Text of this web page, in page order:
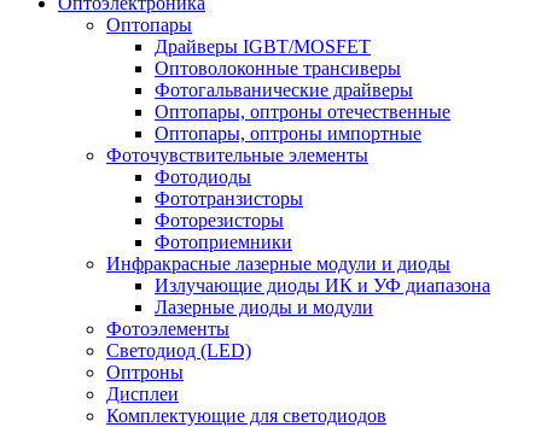
Оптопары
Драйверы IGBT/MOSFET
Оптоволоконные трансиверы
Фотогальванические драйверы
Оптопары, оптроны отечественные
Оптопары, оптроны импортные
Фоточувствительные элементы
Фотодиоды
Фототранзисторы
Фоторезисторы
Фотоприемники
Инфракрасные лазерные модули и диоды
Излучающие диоды ИК и УФ диапазона
Лазерные диоды и модули
Фотоэлементы
Светодиод (LED)
Оптроны
Дисплеи
Комплектующие для светодиодов